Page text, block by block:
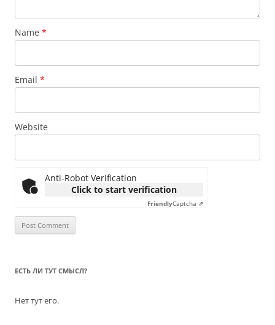
Name *
Email *
Website
Anti-Robot Verification
Click to start verification
FriendlyCaptcha ⇗
ЕСТЬ ЛИ ТУТ СМЫСЛ?
Нет тут его.